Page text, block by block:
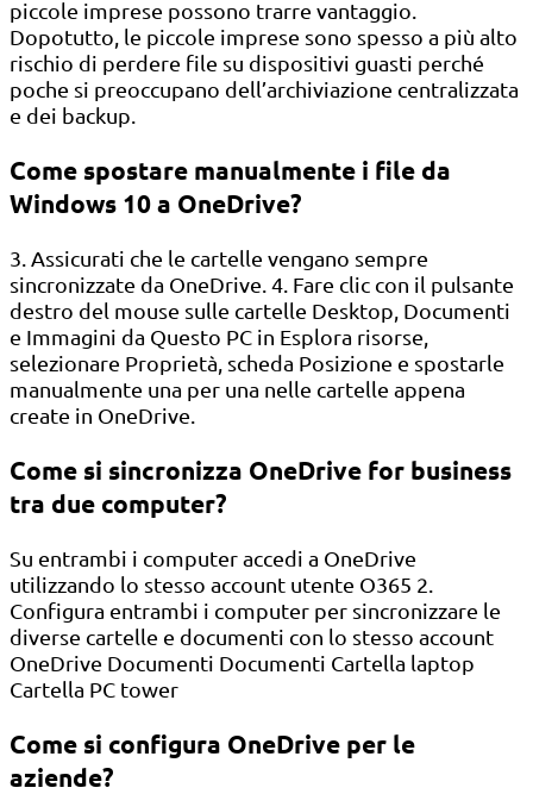
piccole imprese possono trarre vantaggio.
Dopotutto, le piccole imprese sono spesso a più alto
rischio di perdere file su dispositivi guasti perché
poche si preoccupano dell’archiviazione centralizzata
e dei backup.
Come spostare manualmente i file da
Windows 10 a OneDrive?
3. Assicurati che le cartelle vengano sempre
sincronizzate da OneDrive. 4. Fare clic con il pulsante
destro del mouse sulle cartelle Desktop, Documenti
e Immagini da Questo PC in Esplora risorse,
selezionare Proprietà, scheda Posizione e spostarle
manualmente una per una nelle cartelle appena
create in OneDrive.
Come si sincronizza OneDrive for business
tra due computer?
Su entrambi i computer accedi a OneDrive
utilizzando lo stesso account utente O365 2.
Configura entrambi i computer per sincronizzare le
diverse cartelle e documenti con lo stesso account
OneDrive Documenti Documenti Cartella laptop
Cartella PC tower
Come si configura OneDrive per le
aziende?